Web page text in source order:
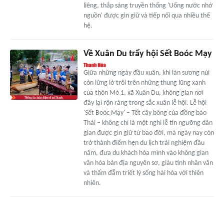
liêng, thắp sáng truyền thống 'Uống nước nhớ
nguồn' được gìn giữ và tiếp nối qua nhiều thế
hệ.
Về Xuân Du trẩy hội Sết Boóc Mạy
Giữa những ngày đầu xuân, khi làn sương núi
còn lững lờ trôi trên những thung lũng xanh
của thôn Mó 1, xã Xuân Du, không gian nơi
đây lại rộn ràng trong sắc xuân lễ hội. Lễ hội
'Sết Boóc Mạy' – Tết cây bông của đồng bào
Thái – không chỉ là một nghi lễ tín ngưỡng dân
gian được gìn giữ từ bao đời, mà ngày nay còn
trở thành điểm hẹn du lịch trải nghiệm đầu
năm, đưa du khách hòa mình vào không gian
văn hóa bản địa nguyên sơ, giàu tính nhân văn
và thấm đẫm triết lý sống hài hòa với thiên
nhiên.